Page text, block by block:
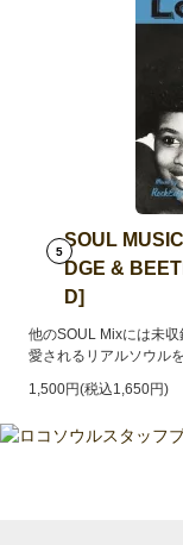
5
SOUL
DGE &
D]
他のSOUL Mixには未
愛されるリアルソウル
1,500円(税込1,650円)